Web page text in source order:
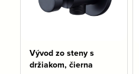
Vývod zo steny s
držiakom, čierna